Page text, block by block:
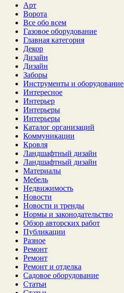
Арт
Ворота
Все обо всем
Газовое оборудование
Главная категория
Декор
Дизайн
Дизайн
Заборы
Инструменты и оборудование
Интересное
Интерьер
Интерьеры
Интерьеры
Каталог организаций
Коммуникации
Кровля
Ландшафтный дизайн
Ландшафтный дизайн
Материалы
Мебель
Недвижимость
Новости
Новости и тренды
Нормы и законодательство
Обзор авторских работ
Публикации
Разное
Ремонт
Ремонт
Ремонт и отделка
Садовое оборудование
Статьи